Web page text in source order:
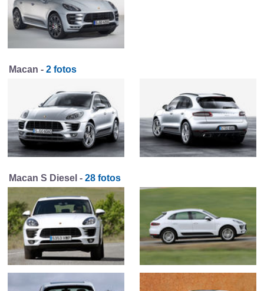
Macan - 2 fotos
Macan S Diesel - 28 fotos